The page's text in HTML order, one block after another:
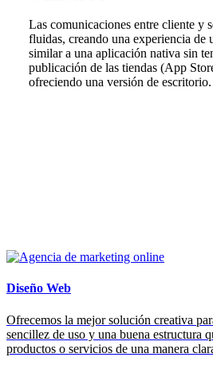
Las comunicaciones entre cliente y
fluidas, creando una experiencia de
similar a una aplicación nativa sin
publicación de las tiendas (App
ofreciendo una versión de escritorio.
Diseño Web
Ofrecemos la mejor solución creativa
sencillez de uso y una buena estructura
productos o servicios de una manera